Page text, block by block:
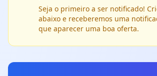
Seja o primeiro a ser notificado!
abaixo e receberemos uma
que aparecer uma boa oferta.